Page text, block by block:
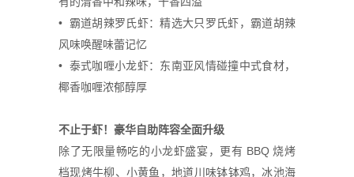
• 霸道胡辣罗氏虾：精选大只罗氏虾，霸道胡辣
风味唤醒味蕾记忆
• 泰式咖喱小龙虾：东南亚风情碰撞中式食材，
椰香咖喱浓郁醇厚
不止于虾！豪华自助阵容全面升级
除了无限量畅吃的小龙虾盛宴，更有 BBQ 烧烤
档现烤牛柳、小黄鱼，地道川味钵钵鸡，冰池海